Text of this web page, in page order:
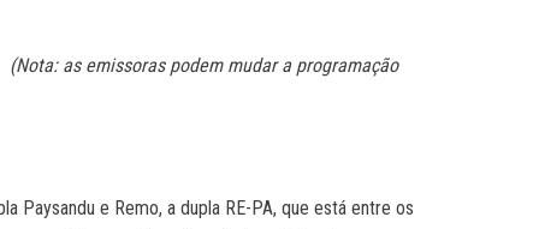
(Nota: as emissoras podem mudar a programação
Paysandu e Remo, a dupla RE-PA, que está entre os